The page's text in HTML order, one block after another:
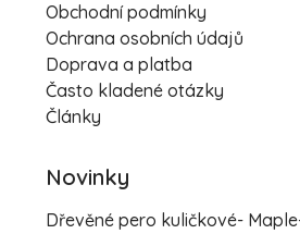
Obchodní podmínky
Ochrana osobních údajů
Doprava a platba
Často kladené otázky
Články
Novinky
Dřevěné pero kuličkové-